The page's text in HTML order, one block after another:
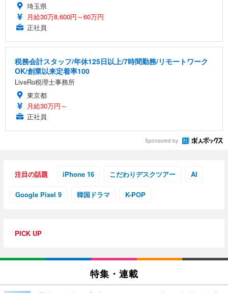
埼玉県
月給30万8,600円～60万円
正社員
税務会計スタッフ/年休125日以上/7時間勤務/リモートワーク
OK/創業以来定着率100
LiveRo税理士事務所
東京都
月給30万円～
正社員
Sponsored by
注目の話題 iPhone 16 こだわりデスクツアー AI
Google Pixel 9 韓国ドラマ K-POP
PICK UP
特集・連載